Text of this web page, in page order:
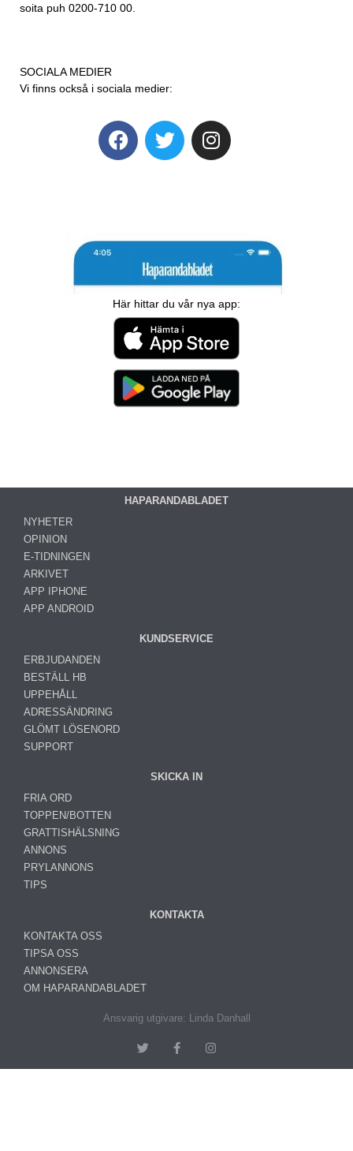
soita puh 0200-710 00.
SOCIALA MEDIER
Vi finns också i sociala medier:
Här hittar du vår nya app:
HAPARANDABLADET
NYHETER
OPINION
E-TIDNINGEN
ARKIVET
APP IPHONE
APP ANDROID
KUNDSERVICE
ERBJUDANDEN
BESTÄLL HB
UPPEHÅLL
ADRESSÄNDRING
GLÖMT LÖSENORD
SUPPORT
SKICKA IN
FRIA ORD
TOPPEN/BOTTEN
GRATTISHÄLSNING
ANNONS
PRYLANNONS
TIPS
KONTAKTA
KONTAKTA OSS
TIPSA OSS
ANNONSERA
OM HAPARANDABLADET
Ansvarig utgivare: Linda Danhall